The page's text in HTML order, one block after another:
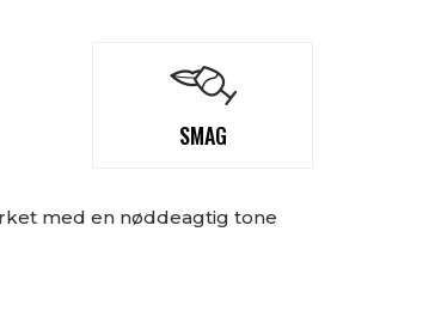
SMAG
med en nøddeagtig tone